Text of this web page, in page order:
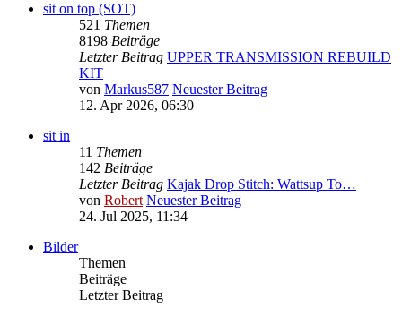
sit on top (SOT)
521 Themen
8198 Beiträge
Letzter Beitrag UPPER TRANSMISSION REBUILD
KIT
von Markus587 Neuester Beitrag
12. Apr 2026, 06:30
sit in
11 Themen
142 Beiträge
Letzter Beitrag Kajak Drop Stitch: Wattsup To…
von Robert Neuester Beitrag
24. Jul 2025, 11:34
Bilder
Themen
Beiträge
Letzter Beitrag